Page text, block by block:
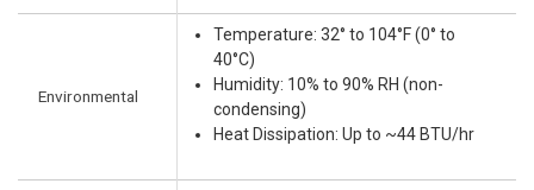
Environmental
Temperature: 32° to 104°F (0° to
40°C)
Humidity: 10% to 90% RH (non-
condensing)
Heat Dissipation: Up to ~44 BTU/hr